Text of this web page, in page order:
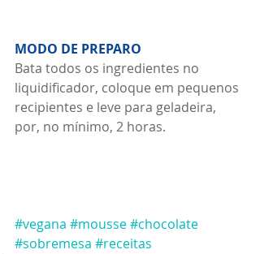
MODO DE PREPARO
Bata todos os ingredientes no
liquidificador, coloque em pequenos
recipientes e leve para geladeira,
por, no mínimo, 2 horas.
#vegana #mousse#chocolate
#sobremesa #receitas